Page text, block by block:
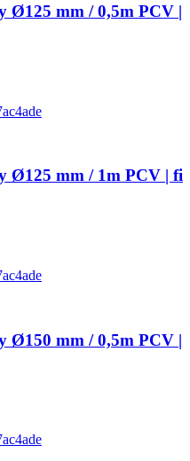
Ø125 mm / 0,5m PCV |
Ø125 mm / 1m PCV | fi
Ø150 mm / 0,5m PCV |